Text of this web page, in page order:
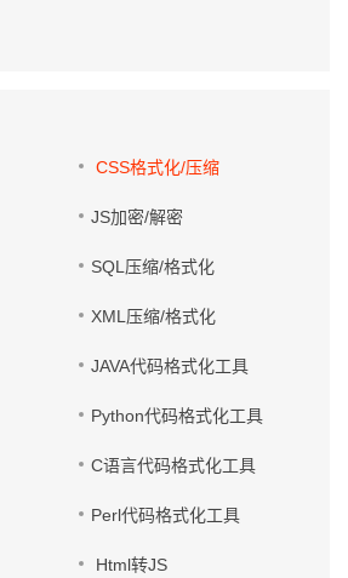
CSS格式化/压缩
JS加密/解密
SQL压缩/格式化
XML压缩/格式化
JAVA代码格式化工具
Python代码格式化工具
C语言代码格式化工具
Perl代码格式化工具
Html转JS